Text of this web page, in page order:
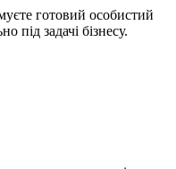
готовий особистий
під задачі бізнесу.